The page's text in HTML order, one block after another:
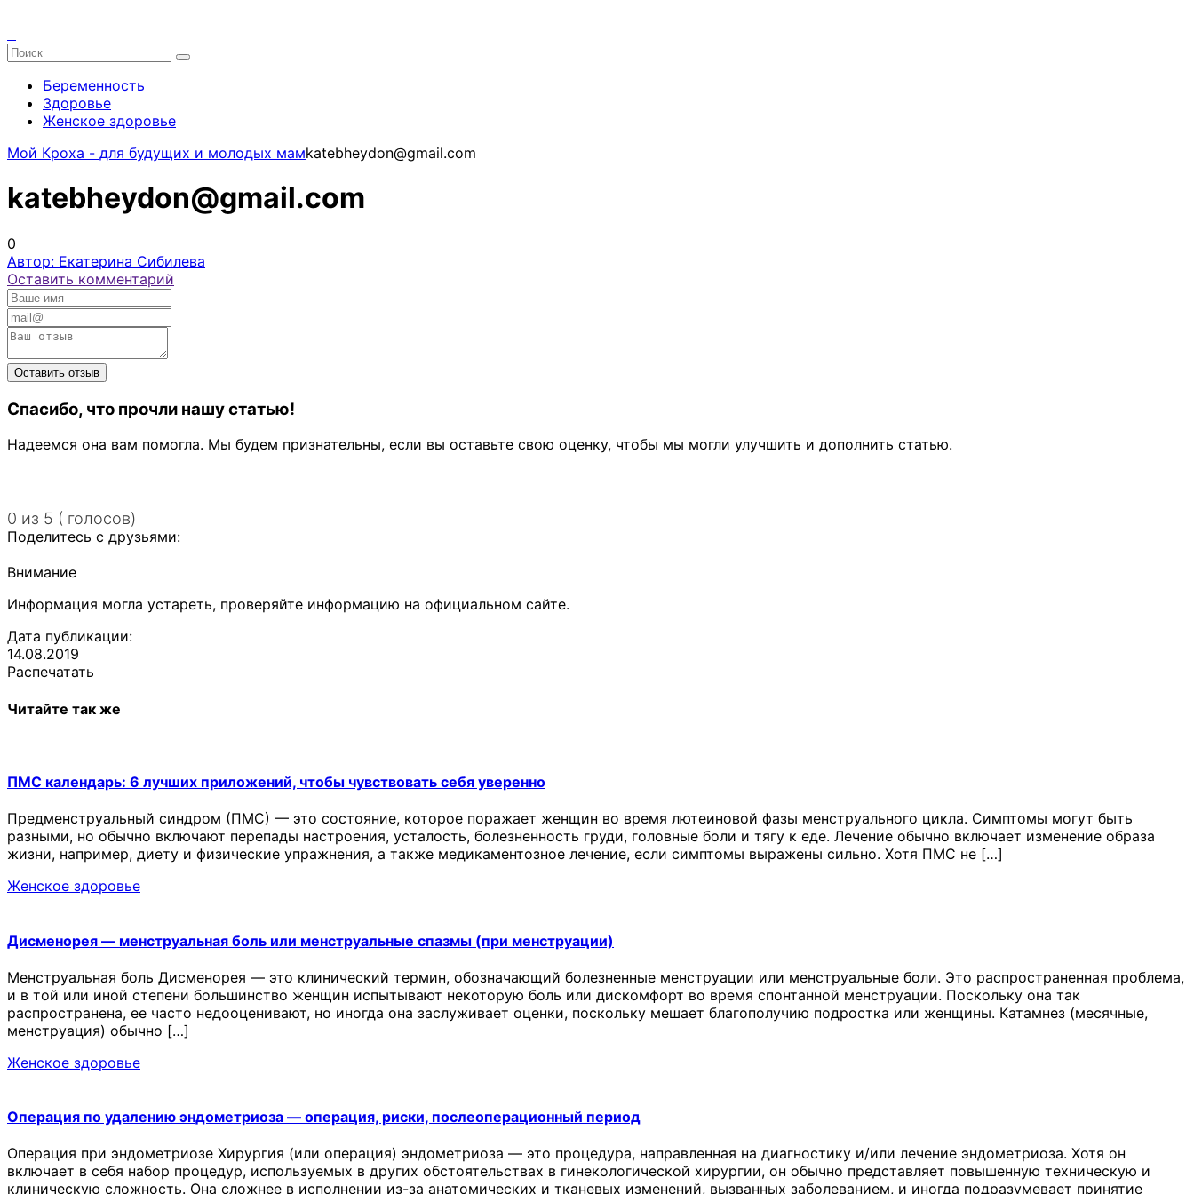
Беременность
Здоровье
Женское здоровье
Мой Кроха - для будущих и молодых мамkatebheydon@gmail.com
katebheydon@gmail.com
0
Автор: Екатерина Сибилева
Оставить комментарий
Спасибо, что прочли нашу статью!
Надеемся она вам помогла. Мы будем признательны, если вы оставьте свою оценку, чтобы мы могли улучшить и дополнить статью.
0 из 5 ( голосов)
Поделитесь с друзьями:
Внимание
Информация могла устареть, проверяйте информацию на официальном сайте.
Дата публикации:
14.08.2019
Распечатать
Читайте так же
ПМС календарь: 6 лучших приложений, чтобы чувствовать себя уверенно
Предменструальный синдром (ПМС) — это состояние, которое поражает женщин во время лютеиновой фазы менструального цикла. Симптомы могут быть
разными, но обычно включают перепады настроения, усталость, болезненность груди, головные боли и тягу к еде. Лечение обычно включает изменение образа
жизни, например, диету и физические упражнения, а также медикаментозное лечение, если симптомы выражены сильно. Хотя ПМС не […]
Женское здоровье
Дисменорея — менструальная боль или менструальные спазмы (при менструации)
Менструальная боль Дисменорея — это клинический термин, обозначающий болезненные менструации или менструальные боли. Это распространенная проблема,
и в той или иной степени большинство женщин испытывают некоторую боль или дискомфорт во время спонтанной менструации. Поскольку она так
распространена, ее часто недооценивают, но иногда она заслуживает оценки, поскольку мешает благополучию подростка или женщины. Катамнез (месячные,
менструация) обычно […]
Женское здоровье
Операция по удалению эндометриоза — операция, риски, послеоперационный период
Операция при эндометриозе Хирургия (или операция) эндометриоза — это процедура, направленная на диагностику и/или лечение эндометриоза. Хотя он
включает в себя набор процедур, используемых в других обстоятельствах в гинекологической хирургии, он обычно представляет повышенную техническую и
клиническую сложность. Она сложнее в исполнении из-за анатомических и тканевых изменений, вызванных заболеванием, и иногда подразумевает принятие